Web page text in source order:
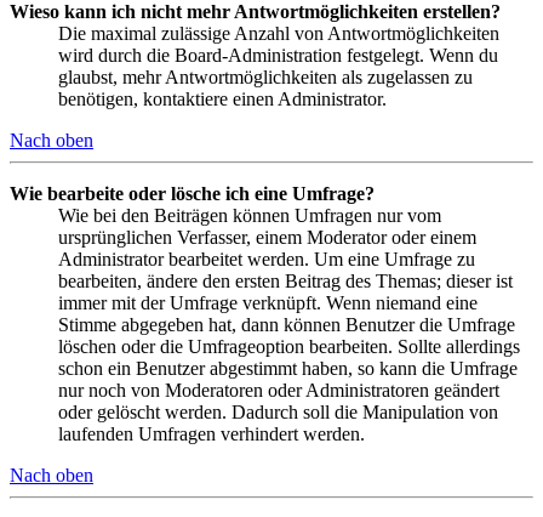
Wieso kann ich nicht mehr Antwortmöglichkeiten erstellen?
Die maximal zulässige Anzahl von Antwortmöglichkeiten
wird durch die Board-Administration festgelegt. Wenn du
glaubst, mehr Antwortmöglichkeiten als zugelassen zu
benötigen, kontaktiere einen Administrator.
Nach oben
Wie bearbeite oder lösche ich eine Umfrage?
Wie bei den Beiträgen können Umfragen nur vom
ursprünglichen Verfasser, einem Moderator oder einem
Administrator bearbeitet werden. Um eine Umfrage zu
bearbeiten, ändere den ersten Beitrag des Themas; dieser ist
immer mit der Umfrage verknüpft. Wenn niemand eine
Stimme abgegeben hat, dann können Benutzer die Umfrage
löschen oder die Umfrageoption bearbeiten. Sollte allerdings
schon ein Benutzer abgestimmt haben, so kann die Umfrage
nur noch von Moderatoren oder Administratoren geändert
oder gelöscht werden. Dadurch soll die Manipulation von
laufenden Umfragen verhindert werden.
Nach oben